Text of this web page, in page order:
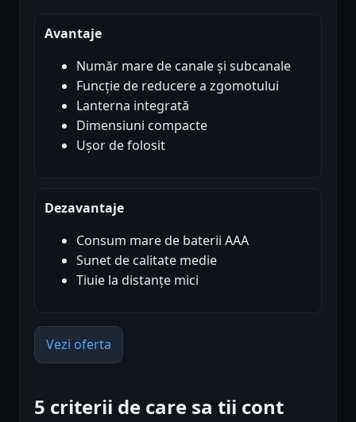
Avantaje
Număr mare de canale și subcanale
Funcție de reducere a zgomotului
Lanterna integrată
Dimensiuni compacte
Ușor de folosit
Dezavantaje
Consum mare de baterii AAA
Sunet de calitate medie
Tiuie la distanțe mici
Vezi oferta
5 criterii de care sa tii cont